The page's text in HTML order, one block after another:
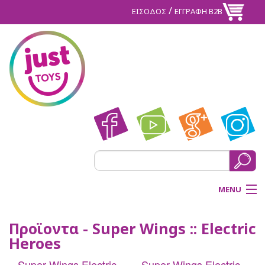
ΕΙΣΟΔΟΣ / ΕΓΓΡΑΦΗ Β2Β
MENU
ΑΡΧΙΚΗ
ΠΡΟΪΟΝΤΑ
Προϊοντα - Super Wings :: Electric
Heroes